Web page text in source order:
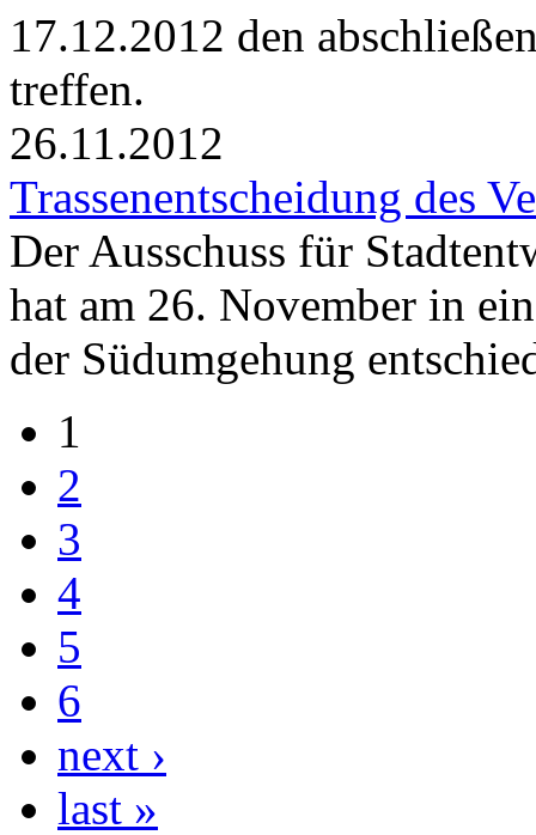
17.12.2012 den
treffen.
26.11.2012
Trassenentscheidung des
Der Ausschuss für
hat am 26. November in
der Südumgehung
1
2
3
4
5
6
next ›
last »